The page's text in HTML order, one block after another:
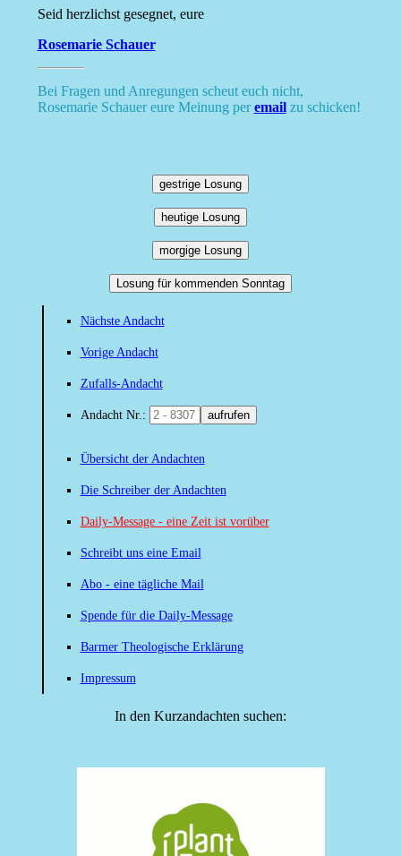
Seid herzlichst gesegnet, eure
Rosemarie Schauer
Bei Fragen und Anregungen scheut euch nicht,
Rosemarie Schauer eure Meinung peremailzu schicken!
gestrige Losung
heutige Losung
morgige Losung
Losung für kommenden Sonntag
Nächste Andacht
Vorige Andacht
Zufalls-Andacht
Andacht Nr.: aufrufen
Übersicht der Andachten
Die Schreiber der Andachten
Daily-Message - eine Zeit ist vorüber
Schreibt uns eine Email
Abo - eine tägliche Mail
Spende für die Daily-Message
Barmer Theologische Erklärung
Impressum
In den Kurzandachten suchen: